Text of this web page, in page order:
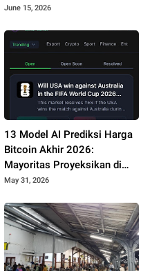
Hari Jadi ke-19
June 15, 2026
13 Model AI Prediksi Harga
Bitcoin Akhir 2026:
Mayoritas Proyeksikan di
Kisaran 97.000 US Dolar
May 31, 2026